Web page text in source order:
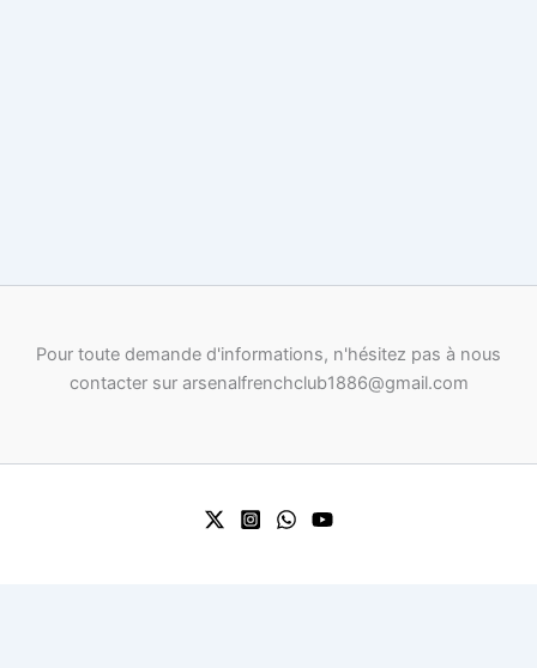
Pour toute demande d'informations, n'hésitez pas à nous
contacter sur arsenalfrenchclub1886@gmail.com